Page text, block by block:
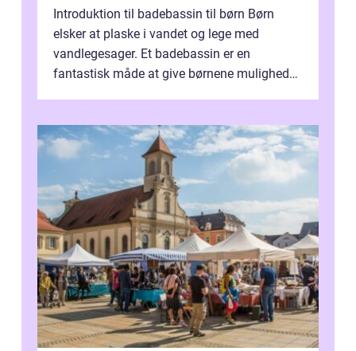
Introduktion til badebassin til børn Børn
elsker at plaske i vandet og lege med
vandlegesager. Et badebassin er en
fantastisk måde at give børnene mulighed